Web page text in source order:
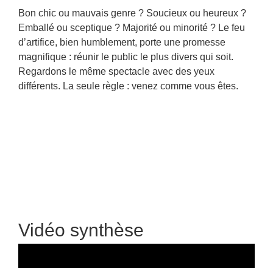
Bon chic ou mauvais genre ? Soucieux ou heureux ?
Emballé ou sceptique ? Majorité ou minorité ? Le feu
d’artifice, bien humblement, porte une promesse
magnifique : réunir le public le plus divers qui soit.
Regardons le même spectacle avec des yeux
différents. La seule règle : venez comme vous êtes.
Vidéo synthèse